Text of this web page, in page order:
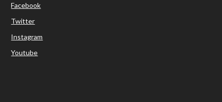
Facebook
Twitter
Instagram
Youtube